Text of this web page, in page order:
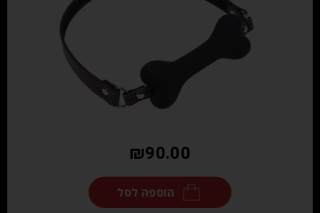
₪90.00
הוספה לסל